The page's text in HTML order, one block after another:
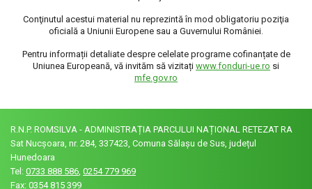
Conţinutul acestui material nu reprezintă în mod obligatoriu poziţia
oficială a Uniunii Europene sau a Guvernului României.
Pentru informații detaliate despre celelate programe cofinanțate de
Uniunea Europeană, vă invităm să vizitați www.fonduri-ue.ro si
mfe.gov.ro
R.N.P. ROMSILVA - ADMINISTRAȚIA PARCULUI NAȚIONAL RETEZAT RA
Sat Nucșoara, nr. 284, 337423, Comuna Sălașu de Sus, județul
Hunedoara
Tel: 0733 888 586, 0254 779 969
Fax: 0354 815 399